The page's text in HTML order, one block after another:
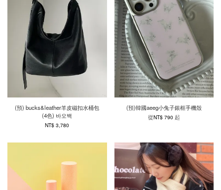
(預) bucks&leather羊皮磁扣水桶包
(4色) 바오백
NT$ 3,780
(預)韓國aeeg小兔子銀框手機殼
從NT$ 790 起